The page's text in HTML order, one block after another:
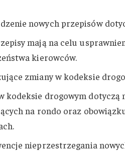
nowych przepisów
mają na celu
kierowców.
zmiany w kodeksie
kodeksie drogowym dotyczą
na rondo oraz
nieprzestrzegania